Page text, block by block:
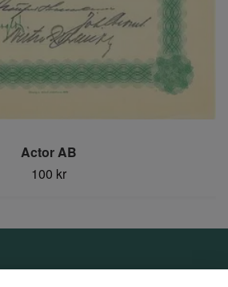
Actor AB
100 kr